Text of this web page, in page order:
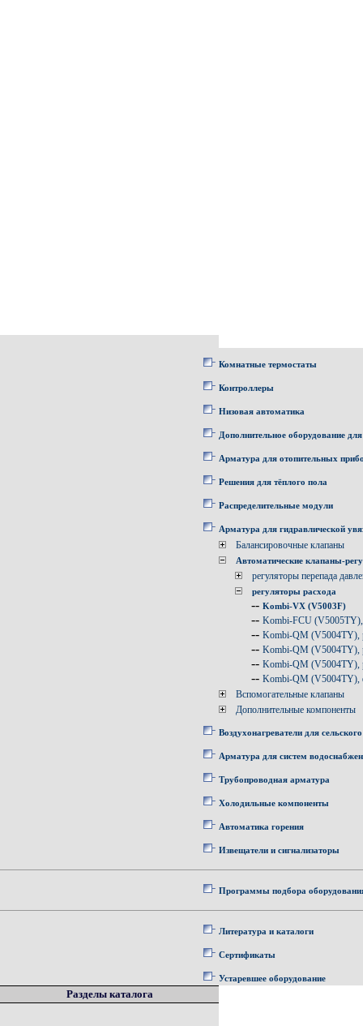
Комнатные термостаты
Контроллеры
Низовая автоматика
Дополнительное оборудование
Арматура для отопительных
Решения для тёплого пола
Распределительные модули
Арматура для гидравлической
Балансировочные клапаны
Автоматические клапаны-
регуляторы перепада
регуляторы расхода
-- Kombi-VX (V5003F)
-- Kombi-FCU
-- Kombi-QM (V5004TY),
-- Kombi-QM (V5004TY),
-- Kombi-QM (V5004TY),
-- Kombi-QM (V5004TY),
Вспомогательные клапаны
Дополнительные компоненты
Воздухонагреватели для
Арматура для систем
Трубопроводная арматура
Холодильные компоненты
Автоматика горения
Извещатели и сигнализаторы
Программы подбора
Литература и каталоги
Сертификаты
Устаревшее оборудование
Разделы каталога